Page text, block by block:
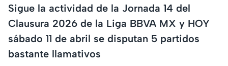
Sigue la actividad de la Jornada 14 del
Clausura 2026 de la Liga BBVA MX y HOY
sábado 11 de abril se disputan 5 partidos
bastante llamativos